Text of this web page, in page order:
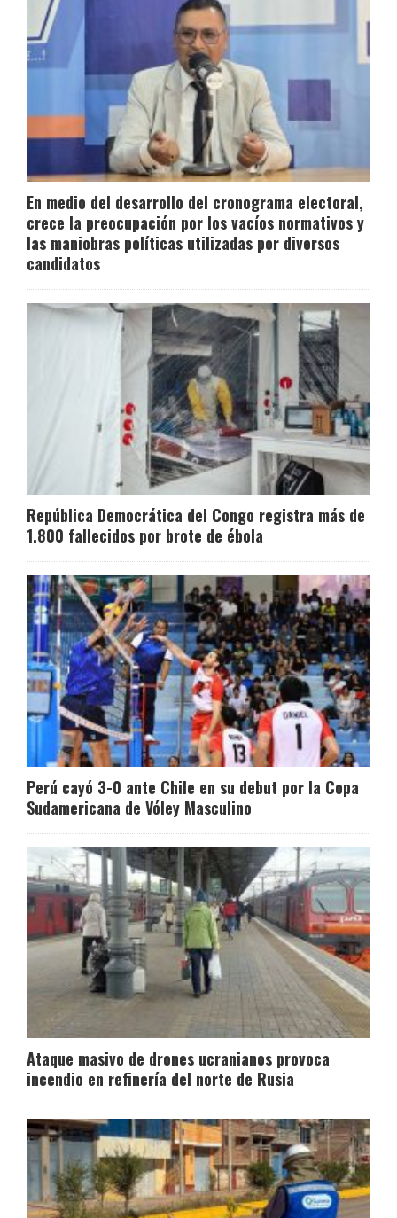
En medio del desarrollo del cronograma electoral,
crece la preocupación por los vacíos normativos y
las maniobras políticas utilizadas por diversos
candidatos
República Democrática del Congo registra más de
1.800 fallecidos por brote de ébola
Perú cayó 3-0 ante Chile en su debut por la Copa
Sudamericana de Vóley Masculino
Ataque masivo de drones ucranianos provoca
incendio en refinería del norte de Rusia